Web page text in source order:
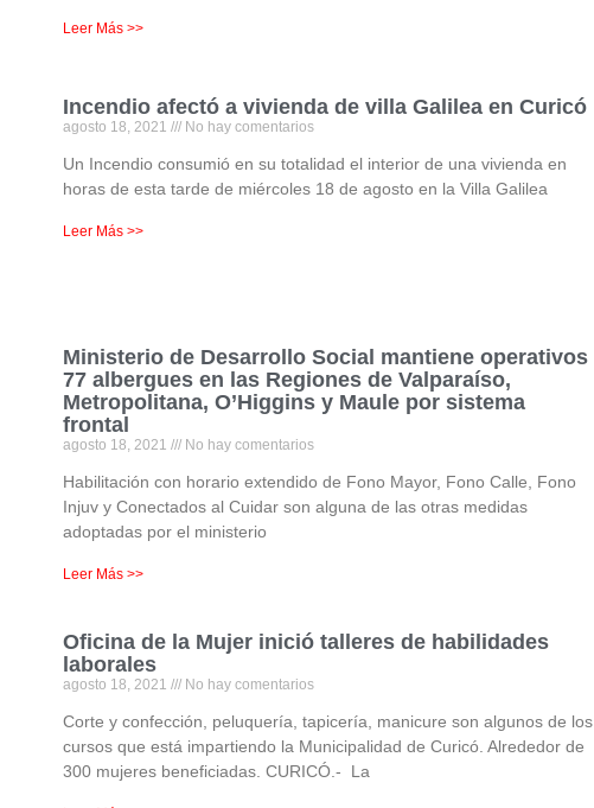
Leer Más >>
Incendio afectó a vivienda de villa Galilea en Curicó
agosto 18, 2021 No hay comentarios
Un Incendio consumió en su totalidad el interior de una vivienda en
horas de esta tarde de miércoles 18 de agosto en la Villa Galilea
Leer Más >>
Ministerio de Desarrollo Social mantiene operativos
77 albergues en las Regiones de Valparaíso,
Metropolitana, O’Higgins y Maule por sistema
frontal
agosto 18, 2021 No hay comentarios
Habilitación con horario extendido de Fono Mayor, Fono Calle, Fono
Injuv y Conectados al Cuidar son alguna de las otras medidas
adoptadas por el ministerio
Leer Más >>
Oficina de la Mujer inició talleres de habilidades
laborales
agosto 18, 2021 No hay comentarios
Corte y confección, peluquería, tapicería, manicure son algunos de los
cursos que está impartiendo la Municipalidad de Curicó. Alrededor de
300 mujeres beneficiadas. CURICÓ.- La